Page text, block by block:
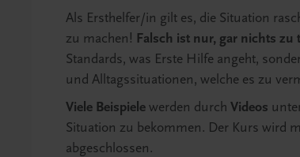
Als Ersthelfer/in gilt es, die Situation
zu machen! Falsch ist nur, gar nichts zu
Standards, was Erste Hilfe angeht,
und Alltagssituationen, welche es zu
Viele Beispielewerden durchVideos
Situation zu bekommen. Der Kurs wird
abgeschlossen.